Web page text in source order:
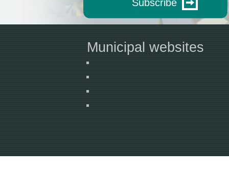
Subscribe
Municipal websites